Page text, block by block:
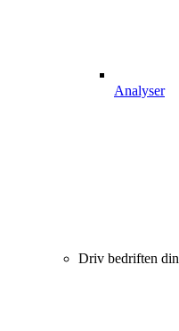
Analyser
Driv bedriften din